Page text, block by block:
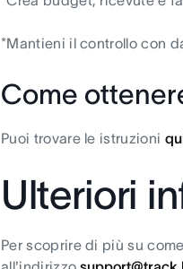
*Mantieni il controllo con
Come
Puoi trovare le istruzioni
Ulteriori
Per scoprire di più su